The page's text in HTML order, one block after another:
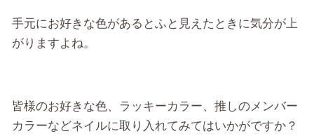
手元にお好きな色があるとふと見えたときに気分が上
がりますよね。
皆様のお好きな色、ラッキーカラー、推しのメンバー
カラーなどネイルに取り入れてみてはいかがですか？